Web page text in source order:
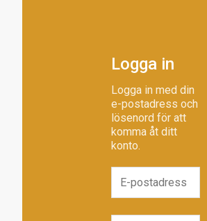
Logga in
Logga in med din
e-postadress och
lösenord för att
komma åt ditt
konto.